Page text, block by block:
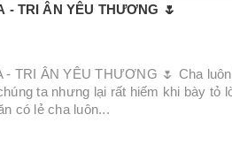
- TRI ÂN YÊU THƯƠNG 🌷
- TRI ÂN YÊU THƯƠNG 🌷 Cha
ta nhưng lại rất hiếm khi bày tỏ
có lẻ cha luôn...